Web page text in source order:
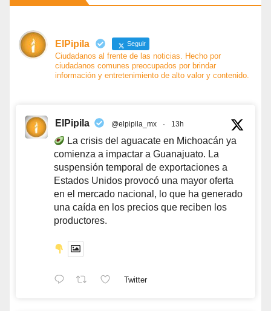
ElPipila Seguir
Ciudadanos al frente de las noticias. Hecho por
ciudadanos comunes preocupados por brindar
información y entretenimiento de alto valor y contenido.
ElPipila @elpipila_mx · 13h
La crisis del aguacate en Michoacán ya
comienza a impactar a Guanajuato. La
suspensión temporal de exportaciones a
Estados Unidos provocó una mayor oferta
en el mercado nacional, lo que ha generado
una caída en los precios que reciben los
productores.
Twitter